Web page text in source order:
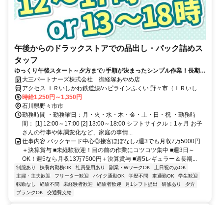
午後からのドラックストアでの品出し・パック詰めス
タッフ
ゆっくり午後スタート～夕方まで♪手順が決まったシンプル作業！長期で
活躍★Wワークに◎
大三パートナーズ株式会社 御経塚あやめ店
アクセス ＩＲいしかわ鉄道線/ハピラインふくい 野々市（ＩＲいしか
わ鉄道）北口徒歩約15分、ＩＲいしかわ鉄道線/ハピラインふくい 西
金沢西口徒歩約30分、北陸鉄道石川線 新西金沢徒歩約32分 野々市駅
より徒歩17分
時給1,250円～1,350円
石川県野々市市
勤務時間 ・勤務曜日：月・火・水・木・金・土・日・祝 ・勤務時
間： [1] 12:00～17:00 [2] 13:00～18:00 シフトサイクル：1ヶ月 お子
さんの行事や体調変化など、家庭の事情...
仕事内容 バックヤード中心◎接客ほぼなし♪週3でも月収7万5000円
＋決算賞与 ■未経験歓迎！目の前の作業にコツコツ集中 ■週3日～
OK！週5なら月収13万7500円＋決算賞与 ■週5レギュラー＆長期...
制服あり 扶養内勤務OK 社員登用あり 副業・WワークOK
土日祝のみOK
主婦・主夫歓迎
フリーター歓迎 バイク通勤OK 学歴不問 車通勤OK
学生歓迎
転勤なし
経験不問 未経験者歓迎 経験者歓迎 月1シフト提出 研修あり
夕方
ブランクOK
交通費支給